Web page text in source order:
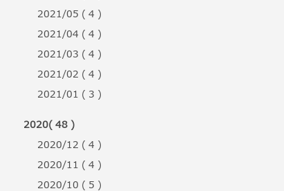
2021/05 ( 4 )
2021/04 ( 4 )
2021/03 ( 4 )
2021/02 ( 4 )
2021/01 ( 3 )
2020( 48 )
2020/12 ( 4 )
2020/11 ( 4 )
2020/10 ( 5 )